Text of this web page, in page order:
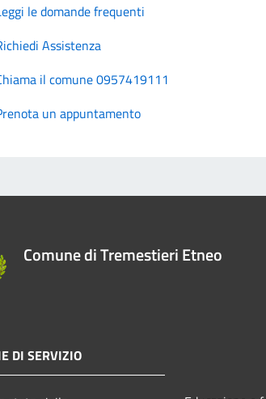
le domande frequenti
Assistenza
il comune 0957419111
un appuntamento
Comune di Tremestieri Etneo
DI SERVIZIO